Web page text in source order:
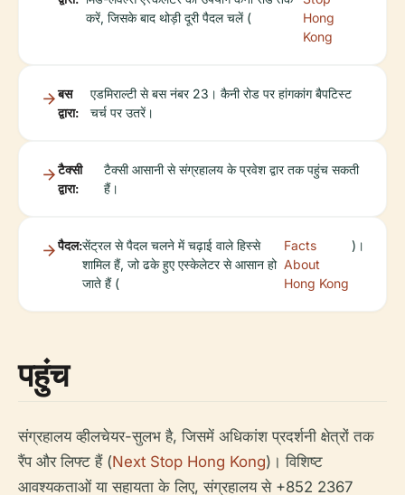
करें, जिसके बाद थोड़ी दूरी पैदल चलें (
Hong
Kong
बस
द्वारा:
एडमिराल्टी से बस नंबर 23। कैनी रोड पर हांगकांग बैपटिस्ट
चर्च पर उतरें।
टैक्सी
द्वारा:
टैक्सी आसानी से संग्रहालय के प्रवेश द्वार तक पहुंच सकती
हैं।
पैदल:सेंट्रल से पैदल चलने में चढ़ाई वाले हिस्से
शामिल हैं, जो ढके हुए एस्केलेटर से आसान हो
जाते हैं (
Facts
About
Hong Kong
)।
पहुंच
संग्रहालय व्हीलचेयर-सुलभ है, जिसमें अधिकांश प्रदर्शनी क्षेत्रों तक
रैंप और लिफ्ट हैं (Next Stop Hong Kong)। विशिष्ट
आवश्यकताओं या सहायता के लिए, संग्रहालय से +852 2367